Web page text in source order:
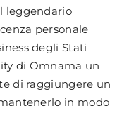
leggendario
personale
degli Stati
di Omnama un
di raggiungere un
in modo